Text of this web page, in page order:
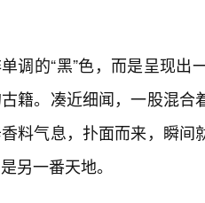
调的“黑”色，而是呈现
籍。凑近细闻，一股混
料气息，扑面而来，瞬
另一番天地。